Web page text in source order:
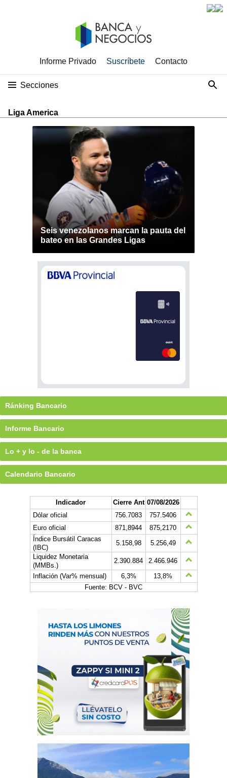
Informe Privado Suscríbete Contacto
Secciones
Liga America
Seis venezolanos marcan la pauta del
bateo en las Grandes Ligas
Ránking Bancario
Informe Bancario
Lo + y lo - de la banca
Calendario Bancario
Indicador Cierre Ant 07/08/2026
Dólar oficial
756.7083
757.5406
Euro oficial
871,8944
875,2170
Índice Bursátil Caracas
(IBC)
5.158,98
5.256,49
Liquidez Monetaria
(MMBs.)
2.390.884
2.466.946
Inflación (Var% mensual)
6,3%
13,8%
Fuente: BCV - BVC